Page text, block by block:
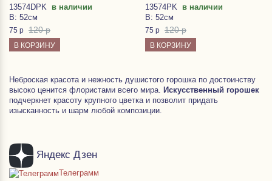
13574DPK
в наличии
В: 52см
75 р 120 р
В КОРЗИНУ
13574PK
в наличии
В: 52см
75 р 120 р
В КОРЗИНУ
Неброская красота и нежность душистого горошка по достоинству
высоко ценится флористами всего мира. Искусственный горошек
подчеркнет красоту крупного цветка и позволит придать
изысканность и шарм любой композиции.
Яндекс Дзен
Телеграмм